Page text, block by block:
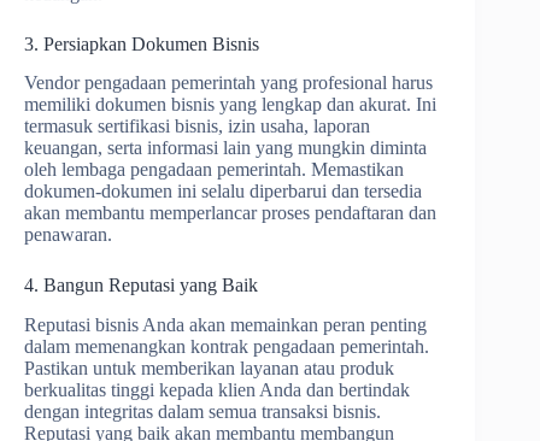
3. Persiapkan Dokumen Bisnis
Vendor pengadaan pemerintah yang profesional harus
memiliki dokumen bisnis yang lengkap dan akurat. Ini
termasuk sertifikasi bisnis, izin usaha, laporan
keuangan, serta informasi lain yang mungkin diminta
oleh lembaga pengadaan pemerintah. Memastikan
dokumen-dokumen ini selalu diperbarui dan tersedia
akan membantu memperlancar proses pendaftaran dan
penawaran.
4. Bangun Reputasi yang Baik
Reputasi bisnis Anda akan memainkan peran penting
dalam memenangkan kontrak pengadaan pemerintah.
Pastikan untuk memberikan layanan atau produk
berkualitas tinggi kepada klien Anda dan bertindak
dengan integritas dalam semua transaksi bisnis.
Reputasi yang baik akan membantu membangun